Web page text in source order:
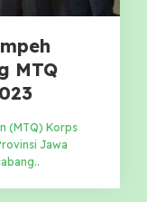
MTQ
(MTQ) Korps
Jawa